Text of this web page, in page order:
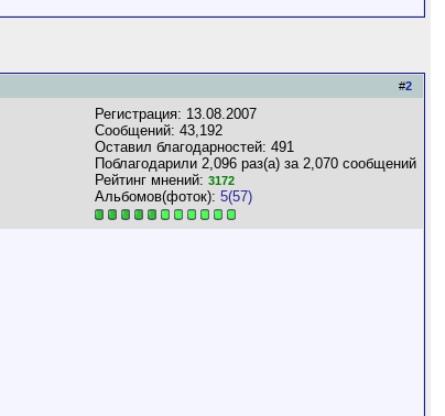
#2
Регистрация: 13.08.2007
Сообщений: 43,192
Оставил благодарностей: 491
Поблагодарили 2,096 раз(а) за 2,070 сообщений
Рейтинг мнений: 3172
Альбомов(фоток): 5(57)